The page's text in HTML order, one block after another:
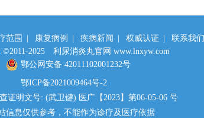
范围 康复病例 疾病新闻 权威认证 联系我们
©2011-2025 利尿消炎丸官网 www.lnxyw.com
鄂公网安备 42011102001232号
鄂ICP备2021009464号-2
证明文号: (武卫键) 医广【2023】第06-05-06 号
信息仅供参考，不能作为诊疗及医疗依据